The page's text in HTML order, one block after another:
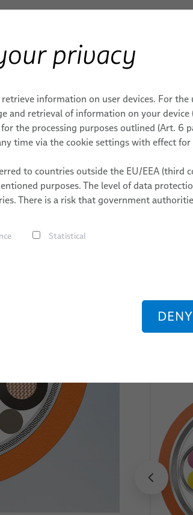
システム
ーブルの組立
ロボティ
すぐに統
ロボット
ング
ハンドリング
イベント
て Motion
ド
BizLink
した。そ
ていま
また、
privacy
information on user devices. For
and retrieval of information on your device
the processing purposes outlined (Art. 6
time via the cookie settings with effect
to countries outside the EU/EEA (third
purposes. The level of data
There is a risk that government
Statistical